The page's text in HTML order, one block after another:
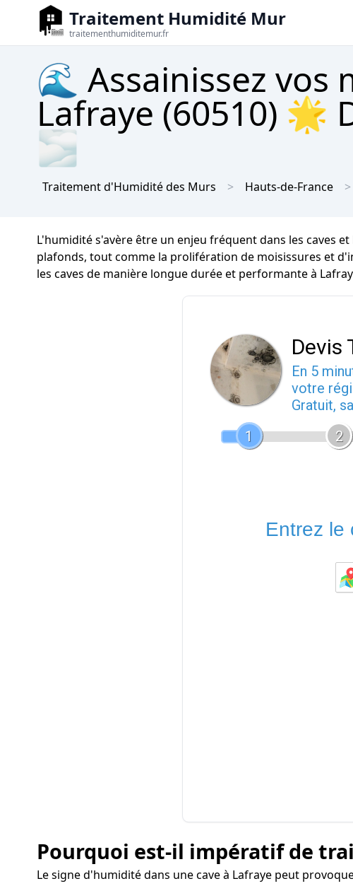
Traitement Humidité Mur
traitementhumiditemur.fr
🌊 Assainissez vos
Lafraye (60510) 🌟
🌫
Traitement d'Humidité des Murs Hauts-de-France
L'humidité s'avère être un enjeu fréquent dans les caves
plafonds, tout comme la prolifération de moisissures et
les caves de manière longue durée et performante à
Devis
En 5
votre
Gratuit,
1
2
Entrez le
Pourquoi est-il impératif de
Le signe d'humidité dans une cave à Lafraye peut